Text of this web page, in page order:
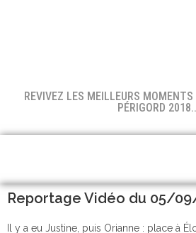
REVIVEZ LES MEILLEURS
PÉRIGORD
Reportage Vidéo du 05/
Il y a eu Justine, puis Orianne : place à